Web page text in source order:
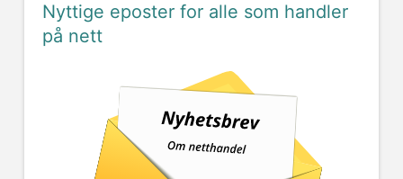
Nyttige eposter for alle som handler
på nett